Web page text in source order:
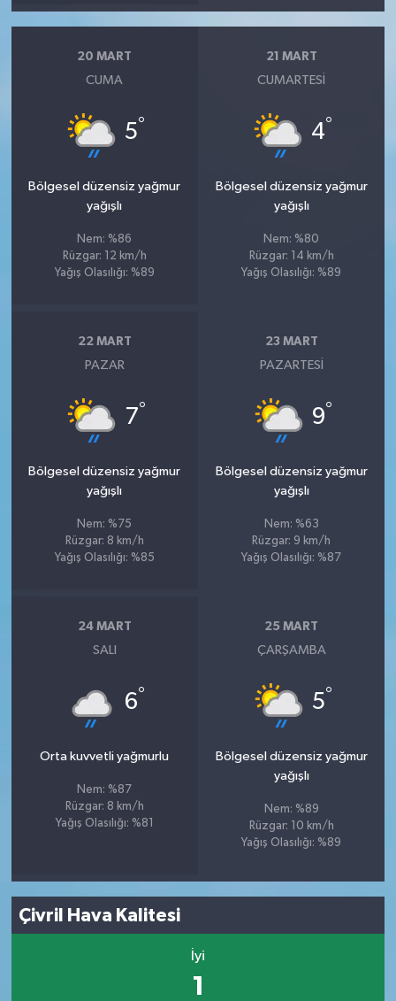
20 MART
CUMA
5°
Bölgesel düzensiz yağmur
yağışlı
Nem: %86
Rüzgar: 12 km/h
Yağış Olasılığı: %89
21 MART
CUMARTESI
4°
Bölgesel düzensiz yağmur
yağışlı
Nem: %80
Rüzgar: 14 km/h
Yağış Olasılığı: %89
22 MART
PAZAR
7°
Bölgesel düzensiz yağmur
yağışlı
Nem: %75
Rüzgar: 8 km/h
Yağış Olasılığı: %85
23 MART
PAZARTESI
9°
Bölgesel düzensiz yağmur
yağışlı
Nem: %63
Rüzgar: 9 km/h
Yağış Olasılığı: %87
24 MART
SALI
6°
Orta kuvvetli yağmurlu
Nem: %87
Rüzgar: 8 km/h
Yağış Olasılığı: %81
25 MART
ÇARŞAMBA
5°
Bölgesel düzensiz yağmur
yağışlı
Nem: %89
Rüzgar: 10 km/h
Yağış Olasılığı: %89
Çivril Hava Kalitesi
İyi
1